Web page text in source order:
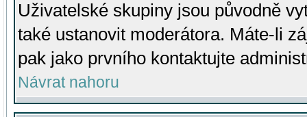
Uživatelské skupiny jsou původně
také ustanovit moderátora. Máte-li
pak jako prvního kontaktujte
Návrat nahoru